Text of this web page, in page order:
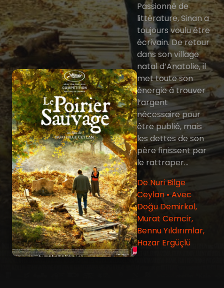
Passionné de
littérature, Sinan a
toujours voulu être
écrivain. De retour
dans son village
natal d’Anatolie, il
met toute son
énergie à trouver
l’argent
nécessaire pour
être publié, mais
les dettes de son
père finissent par
le rattraper…
De Nuri Bilge
Ceylan • Avec
Doğu Demirkol,
Murat Cemcir,
Bennu Yıldırımlar,
Hazar Ergüçlü